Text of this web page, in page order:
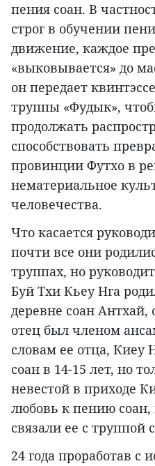
пения соан. В
строг в обучении
движение, каждое
«выковывается» до
он передает
труппы «Фудык»,
продолжать
способствовать
провинции Футхо в
нематериальное
человечества.
Что касается
почти все они
труппах, но
Буй Тхи Кьеу Нга
деревне соан
отец был членом
словам ее отца, Киеу
соан в 14-15 лет, но
невестой в приходе
любовь к пению соан,
связали ее с труппой
24 года проработав с